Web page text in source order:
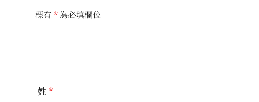
標有 * 為必填欄位
姓 *